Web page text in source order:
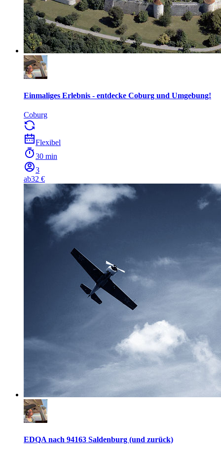
Einmaliges Erlebnis - entdecke Coburg und Umgebung!
Coburg
Flexibel
30 min
3
ab32 €
EDQA nach 94163 Saldenburg (und zurück)